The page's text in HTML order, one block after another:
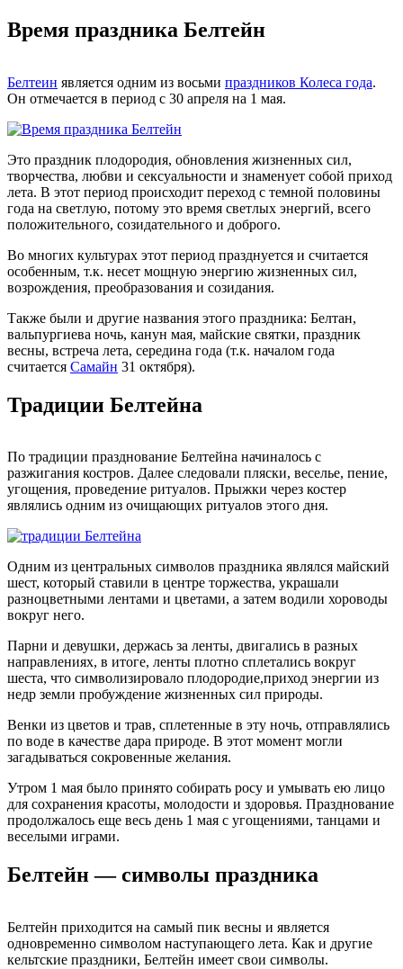
Время праздника Белтейн
Белтеин является одним из восьми праздников Колеса года.
Он отмечается в период с 30 апреля на 1 мая.
Это праздник плодородия, обновления жизненных сил,
творчества, любви и сексуальности и знаменует собой приход
лета. В этот период происходит переход с темной половины
года на светлую, потому это время светлых энергий, всего
положительного, созидательного и доброго.
Во многих культурах этот период празднуется и считается
особенным, т.к. несет мощную энергию жизненных сил,
возрождения, преобразования и созидания.
Также были и другие названия этого праздника: Белтан,
вальпургиева ночь, канун мая, майские святки, праздник
весны, встреча лета, середина года (т.к. началом года
считается Самайн 31 октября).
Традиции Белтейна
По традиции празднование Белтейна начиналось с
разжигания костров. Далее следовали пляски, веселье, пение,
угощения, проведение ритуалов. Прыжки через костер
являлись одним из очищающих ритуалов этого дня.
Одним из центральных символов праздника являлся майский
шест, который ставили в центре торжества, украшали
разноцветными лентами и цветами, а затем водили хороводы
вокруг него.
Парни и девушки, держась за ленты, двигались в разных
направлениях, в итоге, ленты плотно сплетались вокруг
шеста, что символизировало плодородие,приход энергии из
недр земли пробуждение жизненных сил природы.
Венки из цветов и трав, сплетенные в эту ночь, отправлялись
по воде в качестве дара природе. В этот момент могли
загадываться сокровенные желания.
Утром 1 мая было принято собирать росу и умывать ею лицо
для сохранения красоты, молодости и здоровья. Празднование
продолжалось еще весь день 1 мая с угощениями, танцами и
веселыми играми.
Белтейн — символы праздника
Белтейн приходится на самый пик весны и является
одновременно символом наступающего лета. Как и другие
кельтские праздники, Белтейн имеет свои символы.